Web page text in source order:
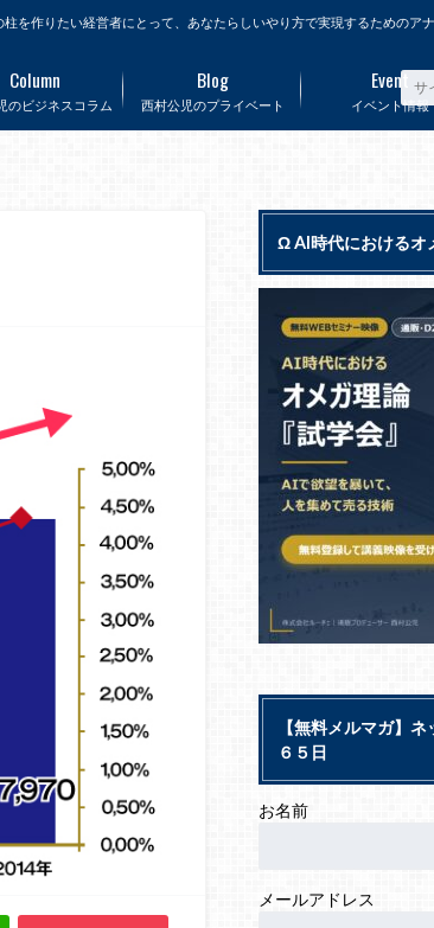
作りたい経営者にとって、あなたらしいやり方で実現するためのア
のビジネスコラム
Column
西村公児のプライベート
Blog
イベント情報
Event
Ω AI時代におけるオ
【無料メルマガ】
６５日
お名前
メールアドレス